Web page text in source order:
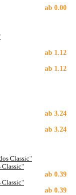
ab 0.00
ab 1.12
ab 1.12
ab 3.24
ab 3.24
Classic"
ab 0.39
Classic"
ab 0.39